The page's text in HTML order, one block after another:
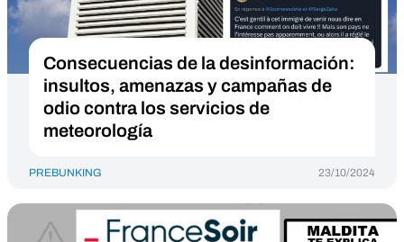
Consecuencias de la desinformación:
insultos, amenazas y campañas de
odio contra los servicios de
meteorología
PREBUNKING 23/10/2024